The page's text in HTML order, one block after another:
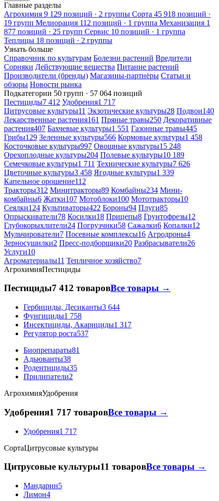
Главные разделы
Агрохимия 9 129 позиций · 2 группы Сорта 45 918 позиций ·
19 групп Мелиорация 112 позиций · 1 группа Механизация 1
877 позиций · 25 групп Сервис 10 позиций · 1 группа
Теплицы 18 позиций · 2 группы
Узнать больше
Справочник по культурам Болезни растений Вредители
Сорняки Действующие вещества Питание растений
Производители (бренды) Магазины-партнёры Статьи и
обзоры Новости рынка
Подкатегории 50 групп · 57 064 позиций
Пестициды7 412 Удобрения1 717
Цитрусовые культуры11 Экзотические культуры28 Подвои140
Лекарственные растения161 Пряные травы250 Декоративные
растения407 Бахчевые культуры1 551 Газонные травы445
Грибы129 Зеленные культуры566 Кормовые культуры1 458
Косточковые культуры997 Овощные культуры15 248
Орехоплодные культуры204 Полевые культуры10 189
Семечковые культуры1 711 Технические культуры7 626
Цветочные культуры3 458 Ягодные культуры1 339
Капельное орошение112
Тракторы312 Минитракторы89 Комбайны234 Мини-
комбайны6 Жатки107 Мотоблоки100 Мототракторы10
Сеялки124 Культиваторы422 Бороны94 Плуги85
Опрыскиватели78 Косилки18 Прицепы8 Грунтофрезы12
Глубокорыхлители24 Погрузчики58 Сажалки6 Копалки12
Мульчирователи7 Посевные комплексы16 Агродроны4
Зерносушилки2 Пресс-подборщики20 Разбрасыватели26
Услуги10
Агроматериалы11 Тепличное хозяйство7
АгрохимияПестициды
Пестициды7 412 товаровВсе товары →
Гербициды, Десиканты3 644
Фунгициды1 758
Инсектициды, Акарициды1 317
Регулятор роста537
Биопрепараты81
Адьюванты38
Родентициды35
Прилипатели2
АгрохимияУдобрения
Удобрения1 717 товаровВсе товары →
Удобрения1 717
СортаЦитрусовые культуры
Цитрусовые культуры11 товаровВсе товары →
Мандарин5
Лимон4